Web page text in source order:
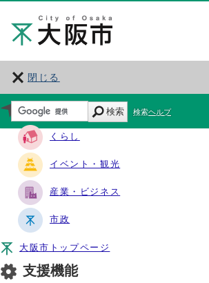
閉じる
サイト・ナビ
くらし
イベント・観光
産業・ビジネス
市政
大阪市トップページ
支援機能
検索 検索ヘルプ